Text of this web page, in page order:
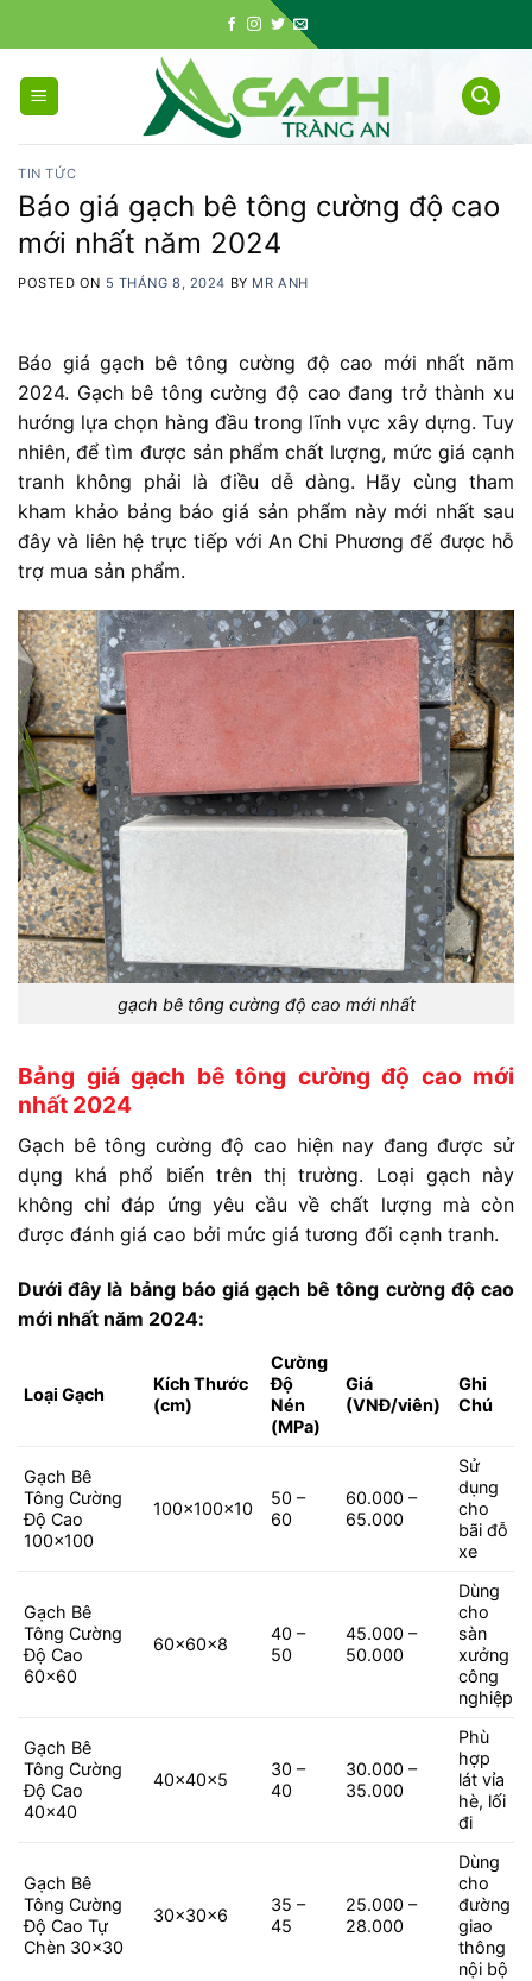
to
content
TIN TỨC
Báo giá gạch bê tông cường độ cao
mới nhất năm 2024
POSTED ON 5 THÁNG 8, 2024 BY MR ANH
Báo giá gạch bê tông cường độ cao mới nhất năm
2024. Gạch bê tông cường độ cao đang trở thành xu
hướng lựa chọn hàng đầu trong lĩnh vực xây dựng. Tuy
nhiên, để tìm được sản phẩm chất lượng, mức giá cạnh
tranh không phải là điều dễ dàng. Hãy cùng tham
kham khảo bảng báo giá sản phẩm này mới nhất sau
đây và liên hệ trực tiếp với An Chi Phương để được hỗ
trợ mua sản phẩm.
gạch bê tông cường độ cao mới nhất
Bảng giá gạch bê tông cường độ cao mới
nhất 2024
Gạch bê tông cường độ cao hiện nay đang được sử
dụng khá phổ biến trên thị trường. Loại gạch này
không chỉ đáp ứng yêu cầu về chất lượng mà còn
được đánh giá cao bởi mức giá tương đối cạnh tranh.
Dưới đây là bảng báo giá gạch bê tông cường độ cao
mới nhất năm 2024:
Loại Gạch
Kích Thước
(cm)
Cường
Độ
Nén
(MPa)
Giá
(VNĐ/viên)
Ghi
Chú
Gạch Bê
Tông Cường
Độ Cao
100×100
100x100x10
50 –
60
60.000 –
65.000
Sử
dụng
cho
bãi đỗ
xe
Gạch Bê
Tông Cường
Độ Cao
60×60
60x60x8
40 –
50
45.000 –
50.000
Dùng
cho
sàn
xưởng
công
nghiệp
Gạch Bê
Tông Cường
Độ Cao
40×40
40x40x5
30 –
40
30.000 –
35.000
Phù
hợp
lát vỉa
hè, lối
đi
Gạch Bê
Tông Cường
Độ Cao Tự
Chèn 30×30
30x30x6
35 –
45
25.000 –
28.000
Dùng
cho
đường
giao
thông
nội bộ